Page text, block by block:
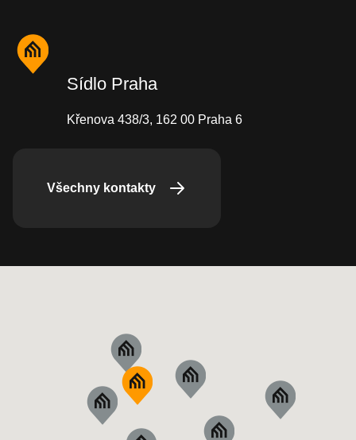
Sídlo Praha
Křenova 438/3, 162 00 Praha 6
Všechny kontakty